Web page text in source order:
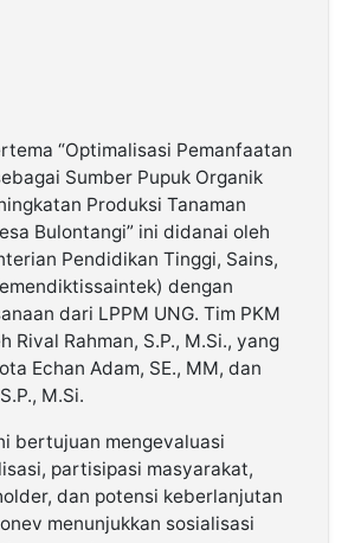
“Optimalisasi Pemanfaatan
Sumber Pupuk Organik
Produksi Tanaman
Bulontangi” ini didanai oleh
Pendidikan Tinggi, Sains,
dengan
dari LPPM UNG. Tim PKM
Rival Rahman, S.P., M.Si., yang
Echan Adam, SE., MM, dan
M.Si.
bertujuan mengevaluasi
partisipasi masyarakat,
dan potensi keberlanjutan
menunjukkan sosialisasi